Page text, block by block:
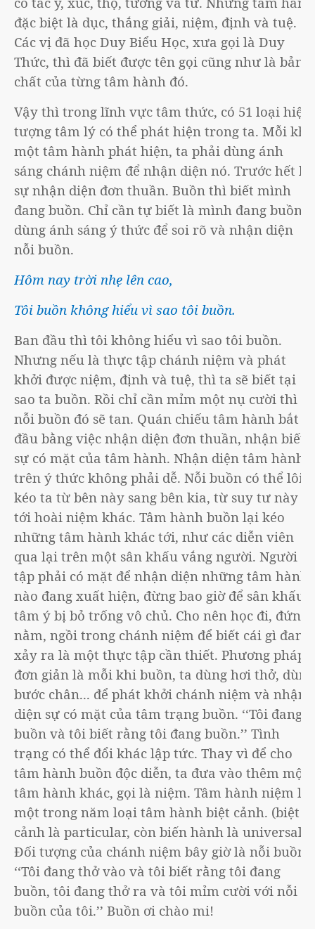
đặc biệt là dục, thắng giải, niệm, định và tuệ.
Các vị đã học Duy Biểu Học, xưa gọi là Duy
Thức, thì đã biết được tên gọi cũng như là bản
chất của từng tâm hành đó.
Vậy thì trong lĩnh vực tâm thức, có 51 loại hiện
tượng tâm lý có thể phát hiện trong ta. Mỗi khi
một tâm hành phát hiện, ta phải dùng ánh
sáng chánh niệm để nhận diện nó. Trước hết là
sự nhận diện đơn thuần. Buồn thì biết mình
đang buồn. Chỉ cần tự biết là mình đang buồn,
dùng ánh sáng ý thức để soi rõ và nhận diện
nỗi buồn.
Hôm nay trời nhẹ lên cao,
Tôi buồn không hiểu vì sao tôi buồn.
Ban đầu thì tôi không hiểu vì sao tôi buồn.
Nhưng nếu là thực tập chánh niệm và phát
khởi được niệm, định và tuệ, thì ta sẽ biết tại
sao ta buồn. Rồi chỉ cần mỉm một nụ cười thì
nỗi buồn đó sẽ tan. Quán chiếu tâm hành bắt
đầu bằng việc nhận diện đơn thuần, nhận biết
sự có mặt của tâm hành. Nhận diện tâm hành
trên ý thức không phải dễ. Nỗi buồn có thể lôi
kéo ta từ bên này sang bên kia, từ suy tư này
tới hoài niệm khác. Tâm hành buồn lại kéo
những tâm hành khác tới, như các diễn viên
qua lại trên một sân khấu vắng người. Người tu
tập phải có mặt để nhận diện những tâm hành
nào đang xuất hiện, đừng bao giờ để sân khấu
tâm ý bị bỏ trống vô chủ. Cho nên học đi, đứng,
nằm, ngồi trong chánh niệm để biết cái gì đang
xảy ra là một thực tập cần thiết. Phương pháp
đơn giản là mỗi khi buồn, ta dùng hơi thở, dùng
bước chân... để phát khởi chánh niệm và nhận
diện sự có mặt của tâm trạng buồn. ‘‘Tôi đang
buồn và tôi biết rằng tôi đang buồn.’’ Tình
trạng có thể đổi khác lập tức. Thay vì để cho
tâm hành buồn độc diễn, ta đưa vào thêm một
tâm hành khác, gọi là niệm. Tâm hành niệm là
một trong năm loại tâm hành biệt cảnh. (biệt
cảnh là particular, còn biến hành là universal. )
Đối tượng của chánh niệm bây giờ là nỗi buồn:
‘‘Tôi đang thở vào và tôi biết rằng tôi đang
buồn, tôi đang thở ra và tôi mỉm cười với nỗi
buồn của tôi.’’ Buồn ơi chào mi!